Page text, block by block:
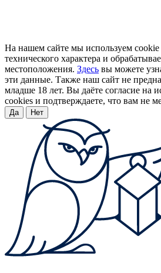
На нашем сайте мы используем
технического характера и
местоположения. Здесь вы можете
эти данные. Также наш сайт не
младше 18 лет. Вы даёте согласие на
cookies и подтверждаете, что вам не
Да Нет